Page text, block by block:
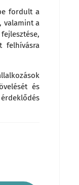
fordult a
valamint a
felhívásra
és